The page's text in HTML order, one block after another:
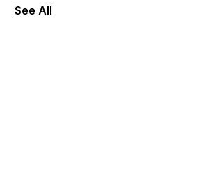
forward or backward.
See All